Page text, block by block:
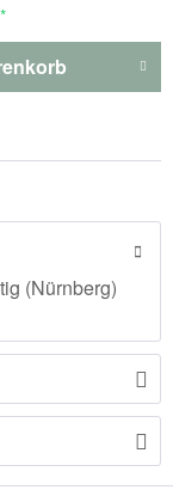
(Nürnberg)